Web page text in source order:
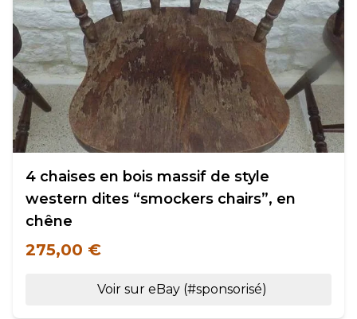
4 chaises en bois massif de style
western dites “smockers chairs”, en
chêne
275,00 €
Voir sur eBay (#sponsorisé)